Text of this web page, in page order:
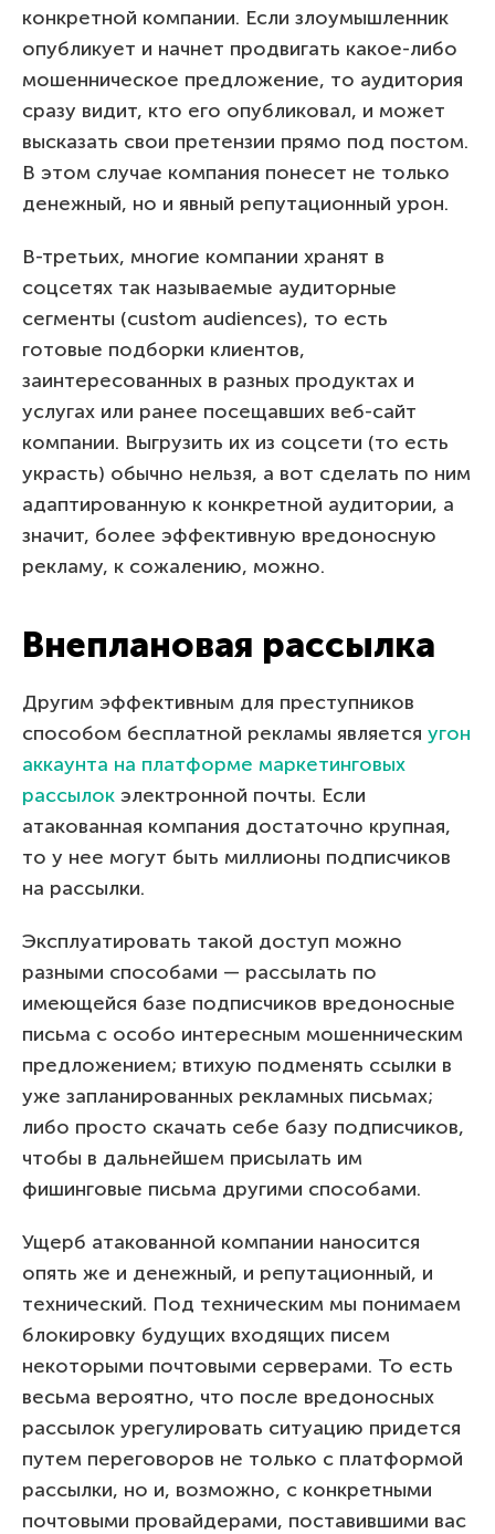
конкретной компании. Если злоумышленник
опубликует и начнет продвигать какое-либо
мошенническое предложение, то аудитория
сразу видит, кто его опубликовал, и может
высказать свои претензии прямо под постом.
В этом случае компания понесет не только
денежный, но и явный репутационный урон.
В-третьих, многие компании хранят в
соцсетях так называемые аудиторные
сегменты (custom audiences), то есть
готовые подборки клиентов,
заинтересованных в разных продуктах и
услугах или ранее посещавших веб-сайт
компании. Выгрузить их из соцсети (то есть
украсть) обычно нельзя, а вот сделать по ним
адаптированную к конкретной аудитории, а
значит, более эффективную вредоносную
рекламу, к сожалению, можно.
Внеплановая рассылка
Другим эффективным для преступников
способом бесплатной рекламы является угон
аккаунта на платформе маркетинговых
рассылок электронной почты. Если
атакованная компания достаточно крупная,
то у нее могут быть миллионы подписчиков
на рассылки.
Эксплуатировать такой доступ можно
разными способами — рассылать по
имеющейся базе подписчиков вредоносные
письма с особо интересным мошенническим
предложением; втихую подменять ссылки в
уже запланированных рекламных письмах;
либо просто скачать себе базу подписчиков,
чтобы в дальнейшем присылать им
фишинговые письма другими способами.
Ущерб атакованной компании наносится
опять же и денежный, и репутационный, и
технический. Под техническим мы понимаем
блокировку будущих входящих писем
некоторыми почтовыми серверами. То есть
весьма вероятно, что после вредоносных
рассылок урегулировать ситуацию придется
путем переговоров не только с платформой
рассылки, но и, возможно, с конкретными
почтовыми провайдерами, поставившими вас